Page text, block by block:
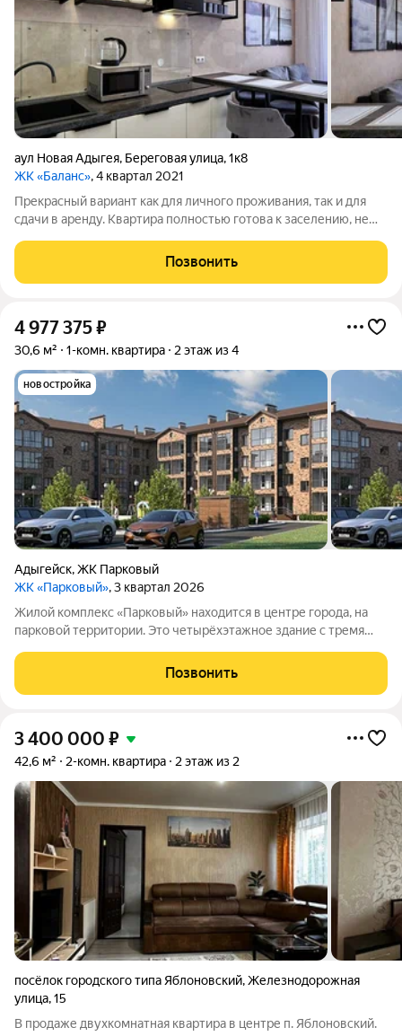
аул Новая Адыгея, Береговая улица,1к8
ЖК «Баланс», 4 квартал 2021
Прекрасный вариант как для личного проживания, так и для
сдачи в аренду. Квартира полностью готова к заселению, не
уже включены в стоимость. В качестве дополнительного
преимущества мы
Позвонить
4 977 375₽
30,6 м² 1-комн. квартира 2 этаж из 4
новостройка
Адыгейск,ЖК Парковый
ЖК «Парковый», 3 квартал 2026
Жилой комплекс «Парковый» находится в центре города, на
парковой территории. Это четырёхэтажное здание с тремя
площадки. В первом корпусе есть квартиры разной
Позвонить
3 400 000 ₽
42,6 м² 2-комн. квартира 2 этаж из 2
посёлок городского типа Яблоновский,Железнодорожная
улица,15
В продаже двухкомнатная квартира в центре п. Яблоновский.